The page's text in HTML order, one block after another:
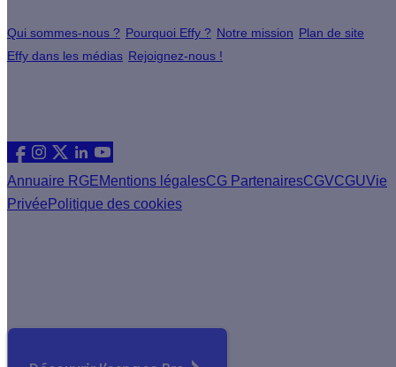
Qui sommes-nous ? Pourquoi Effy ? Notre mission Plan de site
Effy dans les médias Rejoignez-nous !
Annuaire RGEMentions légalesCG PartenairesCGVCGUVie
Privée Politique des cookies